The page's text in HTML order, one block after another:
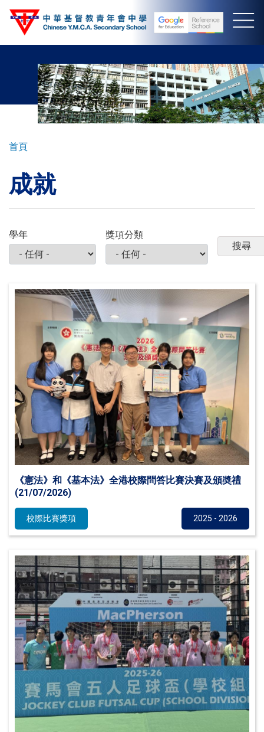
導
連
結
首頁
成就
學年 獎項分類
《憲法》和《基本法》全港校際問答比賽決賽及頒奬禮
(21/07/2026)
校際比賽獎項 2025 - 2026